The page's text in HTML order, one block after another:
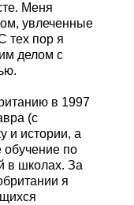
Меня
увлеченные
тех пор я
делом с
в 1997
(с
и истории, а
по
в школах. За
я